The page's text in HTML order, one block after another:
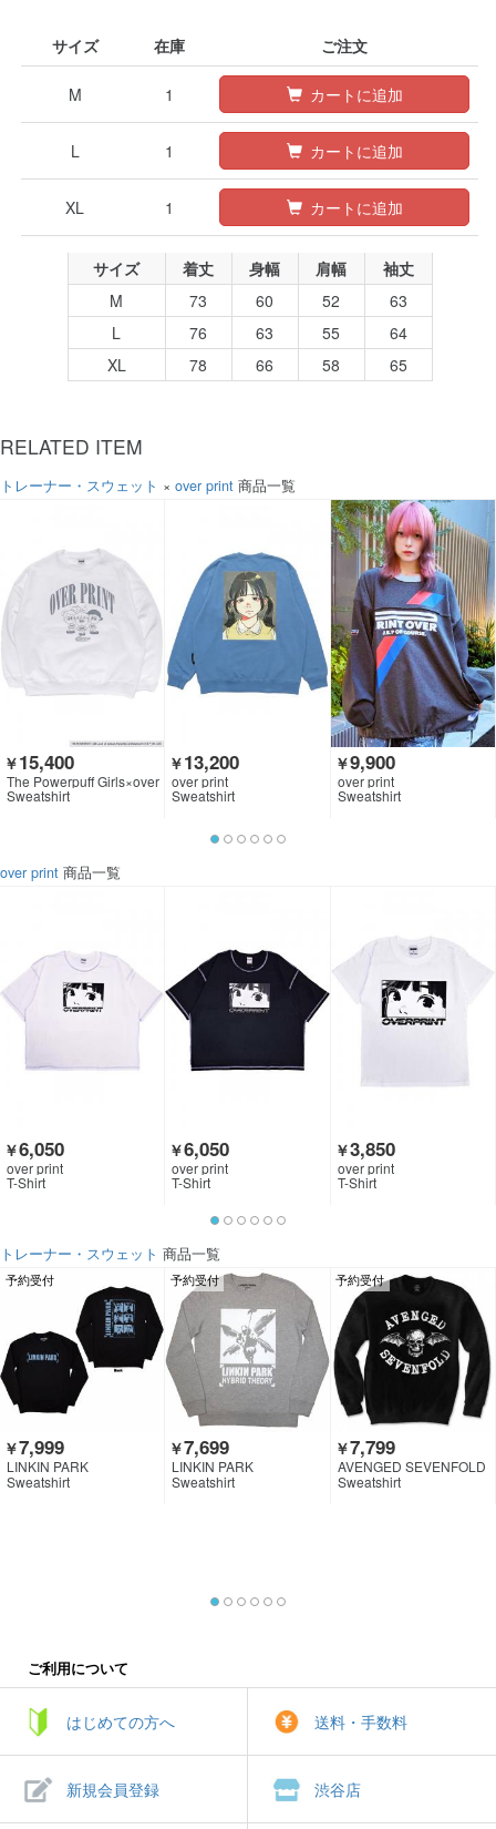
サイズ 在庫 ご注文
M 1 カートに追加
L 1 カートに追加
XL 1 カートに追加
サイズ 着丈 身幅 肩幅
袖丈
M
73 60 52
63
L
76 63 55
64
XL
78 66 58 65
RELATED ITEM
トレーナー・スウェット × over print 商品一覧
￥15,400
The Powerpuff Girls×over
print
Sweatshirt
￥13,200
over print
Sweatshirt
￥9,900
over print
Sweatshirt
over print 商品一覧
￥6,050
over print
T-Shirt
￥6,050
over print
T-Shirt
￥3,850
over print
T-Shirt
トレーナー・スウェット 商品一覧
予約受付
￥7,999
LINKIN PARK
Sweatshirt
予約受付
￥7,699
LINKIN PARK
Sweatshirt
予約受付
￥7,799
AVENGED SEVENFOLD
Sweatshirt
ご利用について
はじめての方へ 送料・手数料
新規会員登録 渋谷店